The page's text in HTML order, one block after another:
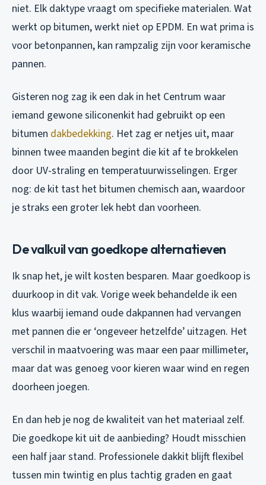
niet. Elk daktype vraagt om specifieke materialen. Wat
werkt op bitumen, werkt niet op EPDM. En wat prima is
voor betonpannen, kan rampzalig zijn voor keramische
pannen.
Gisteren nog zag ik een dak in het Centrum waar
iemand gewone siliconenkit had gebruikt op een
bitumen dakbedekking. Het zag er netjes uit, maar
binnen twee maanden begint die kit af te brokkelen
door UV-straling en temperatuurwisselingen. Erger
nog: de kit tast het bitumen chemisch aan, waardoor
je straks een groter lek hebt dan voorheen.
De valkuil van goedkope alternatieven
Ik snap het, je wilt kosten besparen. Maar goedkoop is
duurkoop in dit vak. Vorige week behandelde ik een
klus waarbij iemand oude dakpannen had vervangen
met pannen die er ‘ongeveer hetzelfde’ uitzagen. Het
verschil in maatvoering was maar een paar millimeter,
maar dat was genoeg voor kieren waar wind en regen
doorheen joegen.
En dan heb je nog de kwaliteit van het materiaal zelf.
Die goedkope kit uit de aanbieding? Houdt misschien
een half jaar stand. Professionele dakkit blijft flexibel
tussen min twintig en plus tachtig graden en gaat